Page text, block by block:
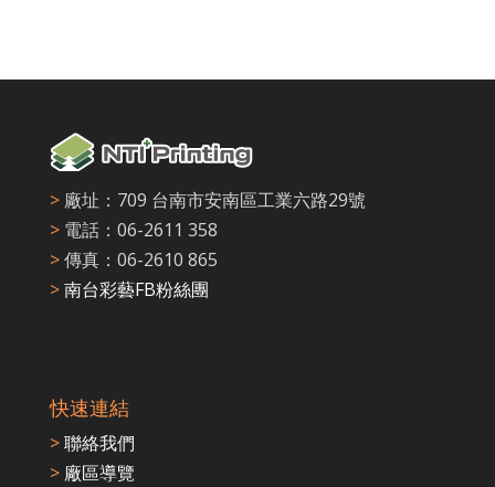
> 廠址：709 台南市安南區工業六路29號
> 電話：06-2611 358
>傳真：06-2610 865
>南台彩藝FB粉絲團
快速連結
>聯絡我們
> 廠區導覽